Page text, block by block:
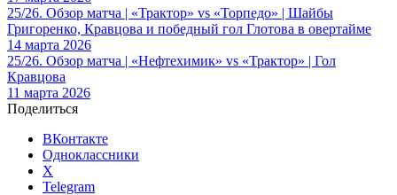
25/26. Обзор матча | «Трактор» vs «Торпедо» | Шайбы
Григоренко, Кравцова и победный гол Глотова в овертайме
14 марта 2026
25/26. Обзор матча | «Нефтехимик» vs «Трактор» | Гол
Кравцова
11 марта 2026
Поделиться
ВКонтакте
Одноклассники
X
Telegram